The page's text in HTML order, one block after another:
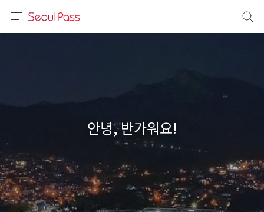
文 (台灣)
안녕, 반가워요!